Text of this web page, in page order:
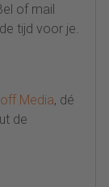
of mail
tijd voor je.
Media, dé
de